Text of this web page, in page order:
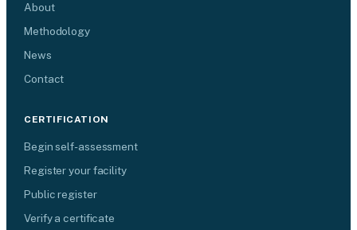
About
Methodology
News
Contact
CERTIFICATION
Begin self-assessment
Register your facility
Public register
Verify a certificate